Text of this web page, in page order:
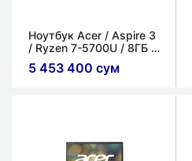
Ноутбук Acer / Aspire 3
/ Ryzen 7-5700U / 8ГБ /
512ГБ / 15.6" FHD LED
LCD / AMD Radeon
5 453 400 сум